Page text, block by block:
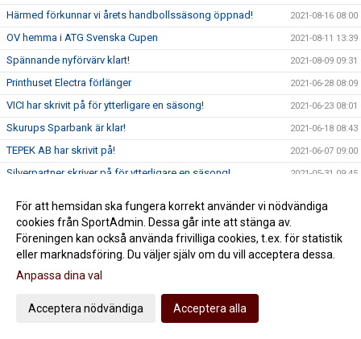
Härmed förkunnar vi årets handbollssäsong öppnad! 2021-08-16 08:00
OV hemma i ATG Svenska Cupen 2021-08-11 13:39
Spännande nyförvärv klart! 2021-08-09 09:31
Printhuset Electra förlänger 2021-06-28 08:09
VICI har skrivit på för ytterligare en säsong! 2021-06-23 08:01
Skurups Sparbank är klar! 2021-06-18 08:43
TEPEK AB har skrivit på! 2021-06-07 09:00
Silverpartner skriver på för ytterligare en säsong! 2021-05-31 09:45
Mortensen Media ny Guldpartner i HK Malmö
Ännu ett starkt nyförvärv klart! 2021-05-19 00:01
Fint nyförvärv går rakt in i Nätverket
HK Malmö fördjupar värdegrundsarbetet med Resursteam!
Tack för er insats !!!
För att hemsidan ska fungera korrekt använder vi nödvändiga
cookies från SportAdmin. Dessa går inte att stänga av.
Föreningen kan också använda frivilliga cookies, t.ex. för statistik
eller marknadsföring. Du väljer själv om du vill acceptera dessa.
Anpassa dina val
Acceptera nödvändiga Acceptera alla